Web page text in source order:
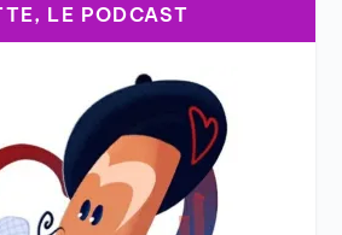
LE PODCAST